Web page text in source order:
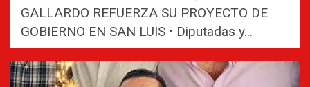
GALLARDO REFUERZA SU PROYECTO DE
GOBIERNO EN SAN LUIS • Diputadas y...